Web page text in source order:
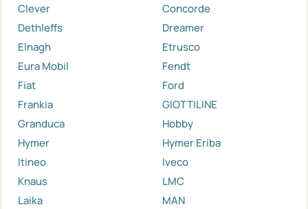
Clever
Concorde
Dethleffs
Dreamer
Elnagh
Etrusco
Eura Mobil
Fendt
Fiat
Ford
Frankia
GIOTTILINE
Granduca
Hobby
Hymer
Hymer Eriba
Itineo
Iveco
Knaus
LMC
Laika
MAN